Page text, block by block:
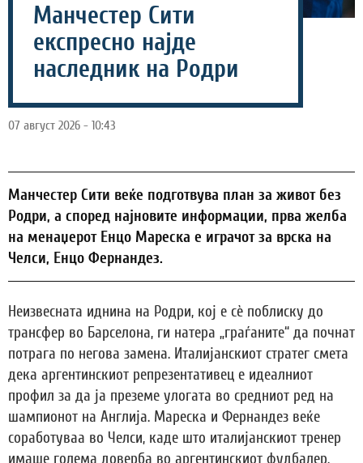
Манчестер Сити
експресно најде
наследник на Родри
07 август 2026 - 10:43
Манчестер Сити веќе подготвува план за живот без
Родри, а според најновите информации, прва желба
на менаџерот Енцо Мареска е играчот за врска на
Челси, Енцо Фернандез.
Неизвесната иднина на Родри, кој е сѐ поблиску до
трансфер во Барселона, ги натера „граѓаните“ да почнат
потрага по негова замена. Италијанскиот стратег смета
дека аргентинскиот репрезентативец е идеалниот
профил за да ја преземе улогата во средниот ред на
шампионот на Англија. Мареска и Фернандез веќе
соработуваа во Челси, каде што италијанскиот тренер
имаше голема доверба во аргентинскиот фудбалер.